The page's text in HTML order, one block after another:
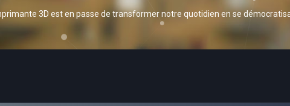
3D est en passe de transformer notre quotidien en se